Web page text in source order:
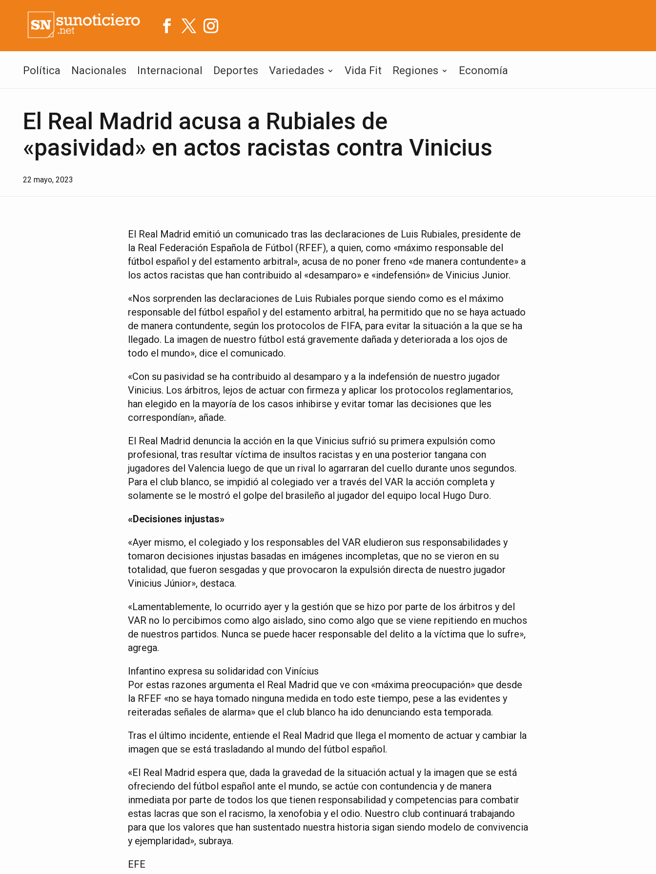
Política Nacionales Internacional Deportes Variedades Vida Fit Regiones Economía
El Real Madrid acusa a Rubiales de
«pasividad» en actos racistas contra Vinicius
22 mayo, 2023
El Real Madrid emitió un comunicado tras las declaraciones de Luis Rubiales, presidente de
la Real Federación Española de Fútbol (RFEF), a quien, como «máximo responsable del
fútbol español y del estamento arbitral», acusa de no poner freno «de manera contundente» a
los actos racistas que han contribuido al «desamparo» e «indefensión» de Vinicius Junior.
«Nos sorprenden las declaraciones de Luis Rubiales porque siendo como es el máximo
responsable del fútbol español y del estamento arbitral, ha permitido que no se haya actuado
de manera contundente, según los protocolos de FIFA, para evitar la situación a la que se ha
llegado. La imagen de nuestro fútbol está gravemente dañada y deteriorada a los ojos de
todo el mundo», dice el comunicado.
«Con su pasividad se ha contribuido al desamparo y a la indefensión de nuestro jugador
Vinicius. Los árbitros, lejos de actuar con firmeza y aplicar los protocolos reglamentarios,
han elegido en la mayoría de los casos inhibirse y evitar tomar las decisiones que les
correspondían», añade.
El Real Madrid denuncia la acción en la que Vinicius sufrió su primera expulsión como
profesional, tras resultar víctima de insultos racistas y en una posterior tangana con
jugadores del Valencia luego de que un rival lo agarraran del cuello durante unos segundos.
Para el club blanco, se impidió al colegiado ver a través del VAR la acción completa y
solamente se le mostró el golpe del brasileño al jugador del equipo local Hugo Duro.
«Decisiones injustas»
«Ayer mismo, el colegiado y los responsables del VAR eludieron sus responsabilidades y
tomaron decisiones injustas basadas en imágenes incompletas, que no se vieron en su
totalidad, que fueron sesgadas y que provocaron la expulsión directa de nuestro jugador
Vinicius Júnior», destaca.
«Lamentablemente, lo ocurrido ayer y la gestión que se hizo por parte de los árbitros y del
VAR no lo percibimos como algo aislado, sino como algo que se viene repitiendo en muchos
de nuestros partidos. Nunca se puede hacer responsable del delito a la víctima que lo sufre»,
agrega.
Infantino expresa su solidaridad con Vinícius
Por estas razones argumenta el Real Madrid que ve con «máxima preocupación» que desde
la RFEF «no se haya tomado ninguna medida en todo este tiempo, pese a las evidentes y
reiteradas señales de alarma» que el club blanco ha ido denunciando esta temporada.
Tras el último incidente, entiende el Real Madrid que llega el momento de actuar y cambiar la
imagen que se está trasladando al mundo del fútbol español.
«El Real Madrid espera que, dada la gravedad de la situación actual y la imagen que se está
ofreciendo del fútbol español ante el mundo, se actúe con contundencia y de manera
inmediata por parte de todos los que tienen responsabilidad y competencias para combatir
estas lacras que son el racismo, la xenofobia y el odio. Nuestro club continuará trabajando
para que los valores que han sustentado nuestra historia sigan siendo modelo de convivencia
y ejemplaridad», subraya.
EFE